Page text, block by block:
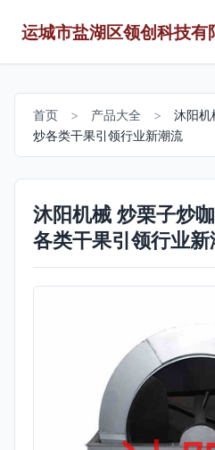
运城市盐湖区领创科技有
首页 > 产品大全 >
沐阳机
炒各类干果引领行业新潮流
沐阳机械 炒栗子炒
各类干果引领行业新